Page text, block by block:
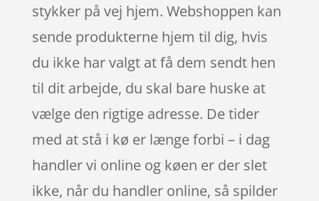
stykker på vej hjem. Webshoppen kan
sende produkterne hjem til dig, hvis
du ikke har valgt at få dem sendt hen
til dit arbejde, du skal bare huske at
vælge den rigtige adresse. De tider
med at stå i kø er længe forbi – i dag
handler vi online og køen er der slet
ikke, når du handler online, så spilder